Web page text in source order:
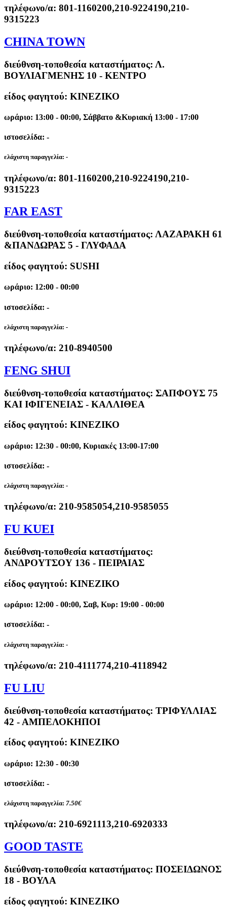
τηλέφωνο/α: 801-1160200,210-9224190,210-
9315223
CHINA TOWN
διεύθνση-τοποθεσία καταστήματος: Λ.
ΒΟΥΛΙΑΓΜΕΝΗΣ 10 - ΚΕΝΤΡΟ
είδος φαγητού: ΚΙΝΕΖΙΚΟ
ωράριο: 13:00 - 00:00, Σάββατο &Κυριακή 13:00 - 17:00
ιστοσελίδα: -
ελάχιστη παραγγελία: -
τηλέφωνο/α: 801-1160200,210-9224190,210-
9315223
FAR EAST
διεύθνση-τοποθεσία καταστήματος: ΛΑΖΑΡΑΚΗ 61
&ΠΑΝΔΩΡΑΣ 5 - ΓΛΥΦΑΔΑ
είδος φαγητού: SUSHI
ωράριο: 12:00 - 00:00
ιστοσελίδα: -
ελάχιστη παραγγελία: -
τηλέφωνο/α: 210-8940500
FENG SHUI
διεύθνση-τοποθεσία καταστήματος: ΣΑΠΦΟΥΣ 75
ΚΑΙ ΙΦΙΓΕΝΕΙΑΣ - ΚΑΛΛΙΘΕΑ
είδος φαγητού: ΚΙΝΕΖΙΚΟ
ωράριο: 12:30 - 00:00, Κυριακές 13:00-17:00
ιστοσελίδα: -
ελάχιστη παραγγελία: -
τηλέφωνο/α: 210-9585054,210-9585055
FU KUEI
διεύθνση-τοποθεσία καταστήματος:
ΑΝΔΡΟΥΤΣΟΥ 136 - ΠΕΙΡΑΙΑΣ
είδος φαγητού: ΚΙΝΕΖΙΚΟ
ωράριο: 12:00 - 00:00, Σαβ, Κυρ: 19:00 - 00:00
ιστοσελίδα: -
ελάχιστη παραγγελία: -
τηλέφωνο/α: 210-4111774,210-4118942
FU LIU
διεύθνση-τοποθεσία καταστήματος: ΤΡΙΦΥΛΛΙΑΣ
42 - ΑΜΠΕΛΟΚΗΠΟΙ
είδος φαγητού: ΚΙΝΕΖΙΚΟ
ωράριο: 12:30 - 00:30
ιστοσελίδα: -
ελάχιστη παραγγελία: 7.50€
τηλέφωνο/α: 210-6921113,210-6920333
GOOD TASTE
διεύθνση-τοποθεσία καταστήματος: ΠΟΣΕΙΔΩΝΟΣ
18 - ΒΟΥΛΑ
είδος φαγητού: ΚΙΝΕΖΙΚΟ